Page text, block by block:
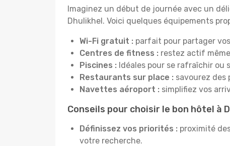
Imaginez un début de journée avec un
Dhulikhel. Voici quelques équipements
Wi-Fi gratuit : parfait pour partager
Centres de fitness : restez actif
Piscines : Idéales pour se rafraîchir ou
Restaurants sur place : savourez
Navettes aéroport : simplifiez vos
Conseils pour choisir le bon hôtel à
Définissez vos priorités : proximité
votre recherche.